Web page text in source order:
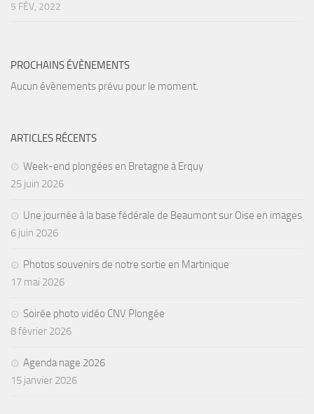
NAGE
Les Palmes du Lac
Résultats Compétitions
MATERIEL
Section Matériel
Occasions
5 FÉV, 2022
PROCHAINS ÉVÈNEMENTS
Aucun évènements prévu pour le moment.
ARTICLES RÉCENTS
Week-end plongées en Bretagne à Erquy
25 juin 2026
Une journée à la base fédérale de Beaumont sur Oise en images
6 juin 2026
Photos souvenirs de notre sortie en Martinique
17 mai 2026
Soirée photo vidéo CNV Plongée
8 février 2026
Agenda nage 2026
15 janvier 2026